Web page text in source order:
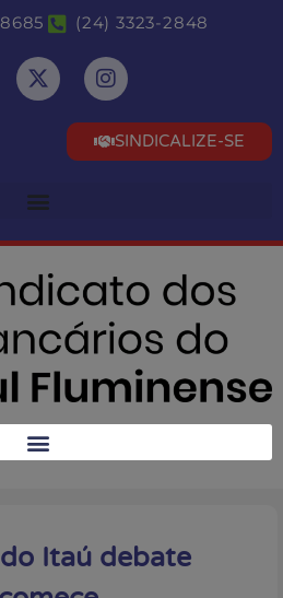
(24) 3323-2848
SINDICALIZE-SE
Itaú debate